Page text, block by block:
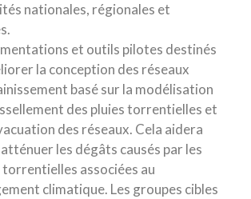
nationales, régionales et
et outils pilotes destinés
la conception des réseaux
basé sur la modélisation
des pluies torrentielles et
des réseaux. Cela aidera
atténuer les dégâts causés par les
torrentielles associées au
climatique. Les groupes cibles